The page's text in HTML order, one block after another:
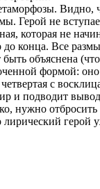
Видно,
Герой не
которая не
до конца. Все
объяснена
формой:
с
и подводит вывод
нужно
лирический